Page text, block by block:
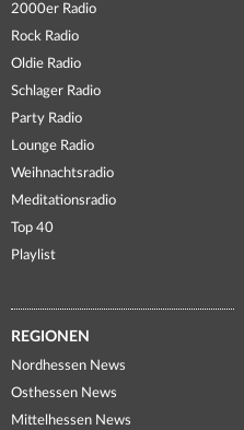
2000er Radio
Rock Radio
Oldie Radio
Schlager Radio
Party Radio
Lounge Radio
Weihnachtsradio
Meditationsradio
Top 40
Playlist
REGIONEN
Nordhessen News
Osthessen News
Mittelhessen News